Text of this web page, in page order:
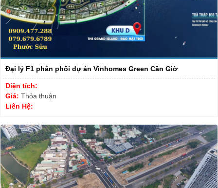
Đại lý F1 phân phối dự án Vinhomes Green Cần Giờ
Diện tích:
Giá: Thỏa thuận
Liên Hệ: